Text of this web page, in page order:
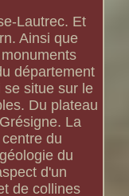
Lautrec. Et
Ainsi que
département
se situe sur le
Du plateau
La
du
du
d'un
de collines